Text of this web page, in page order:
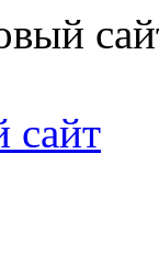
сайт